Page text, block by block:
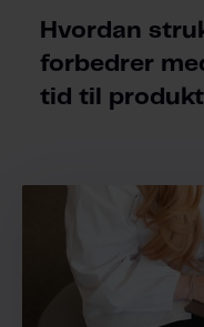
Hvordan
forbedrer
tid til